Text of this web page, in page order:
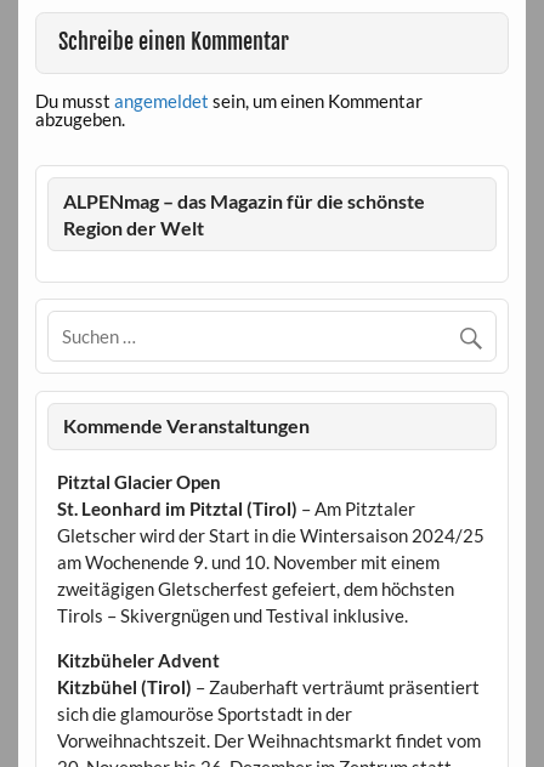
Schreibe einen Kommentar
Du musst angemeldet sein, um einen Kommentar
abzugeben.
ALPENmag – das Magazin für die schönste
Region der Welt
Kommende Veranstaltungen
Pitztal Glacier Open
St. Leonhard im Pitztal (Tirol) – Am Pitztaler
Gletscher wird der Start in die Wintersaison 2024/25
am Wochenende 9. und 10. November mit einem
zweitägigen Gletscherfest gefeiert, dem höchsten
Tirols – Skivergnügen und Testival inklusive.
Kitzbüheler Advent
Kitzbühel (Tirol) – Zauberhaft verträumt präsentiert
sich die glamouröse Sportstadt in der
Vorweihnachtszeit. Der Weihnachtsmarkt findet vom